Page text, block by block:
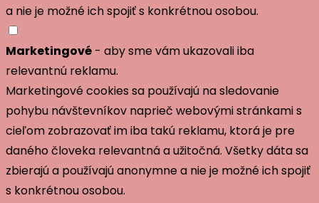
a nie je možné ich spojiť s konkrétnou osobou.
Marketingové - aby sme vám ukazovali iba
relevantnú reklamu.
Marketingové cookies sa používajú na sledovanie
pohybu návštevníkov naprieč webovými stránkami s
cieľom zobrazovať im iba takú reklamu, ktorá je pre
daného človeka relevantná a užitočná. Všetky dáta sa
zbierajú a používajú anonymne a nie je možné ich spojiť
s konkrétnou osobou.